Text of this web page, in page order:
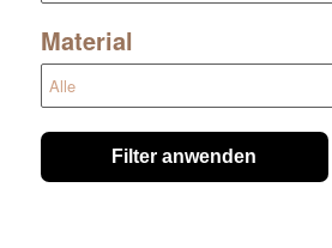
Material
Filter anwenden